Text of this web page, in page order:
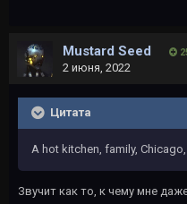
Mustard Seed
2 июня, 2022
Цитата
A hot kitchen, family,
Звучит как то, к чему мне